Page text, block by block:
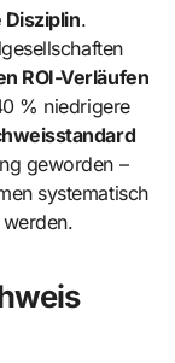
.
ROI-Verläufen
% niedrigere
geworden –
systematisch